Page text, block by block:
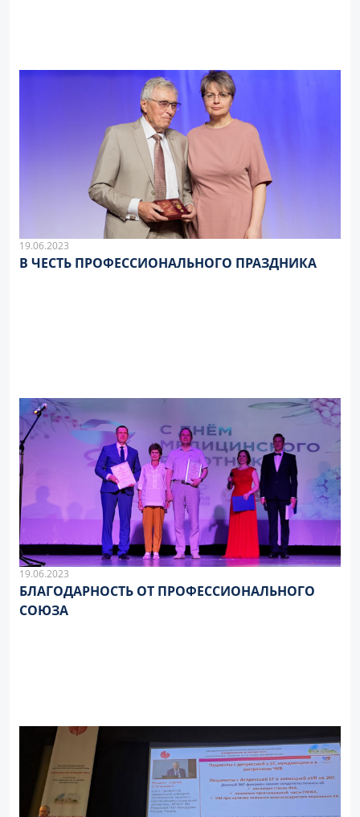
19.06.2023
В ЧЕСТЬ ПРОФЕССИОНАЛЬНОГО ПРАЗДНИКА
19.06.2023
БЛАГОДАРНОСТЬ ОТ ПРОФЕССИОНАЛЬНОГО
СОЮЗА